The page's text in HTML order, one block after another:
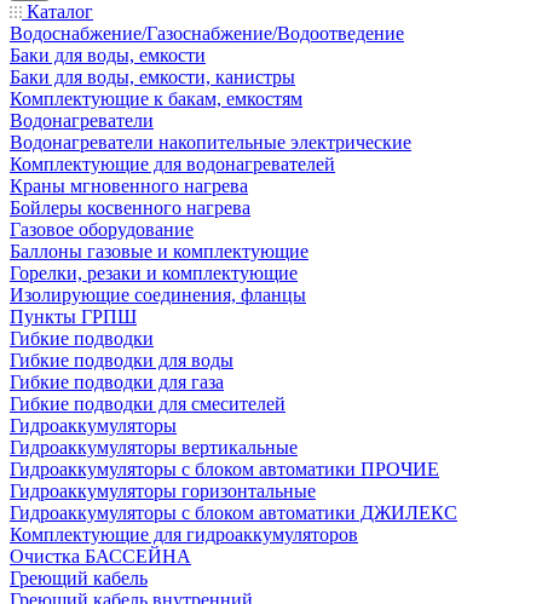
Каталог
Водоснабжение/Газоснабжение/Водоотведение
Баки для воды, емкости
Баки для воды, емкости, канистры
Комплектующие к бакам, емкостям
Водонагреватели
Водонагреватели накопительные электрические
Комплектующие для водонагревателей
Краны мгновенного нагрева
Бойлеры косвенного нагрева
Газовое оборудование
Баллоны газовые и комплектующие
Горелки, резаки и комплектующие
Изолирующие соединения, фланцы
Пункты ГРПШ
Гибкие подводки
Гибкие подводки для воды
Гибкие подводки для газа
Гибкие подводки для смесителей
Гидроаккумуляторы
Гидроаккумуляторы вертикальные
Гидроаккумуляторы с блоком автоматики ПРОЧИЕ
Гидроаккумуляторы горизонтальные
Гидроаккумуляторы с блоком автоматики ДЖИЛЕКС
Комплектующие для гидроаккумуляторов
Очистка БАССЕЙНА
Греющий кабель
Греющий кабель внутренний